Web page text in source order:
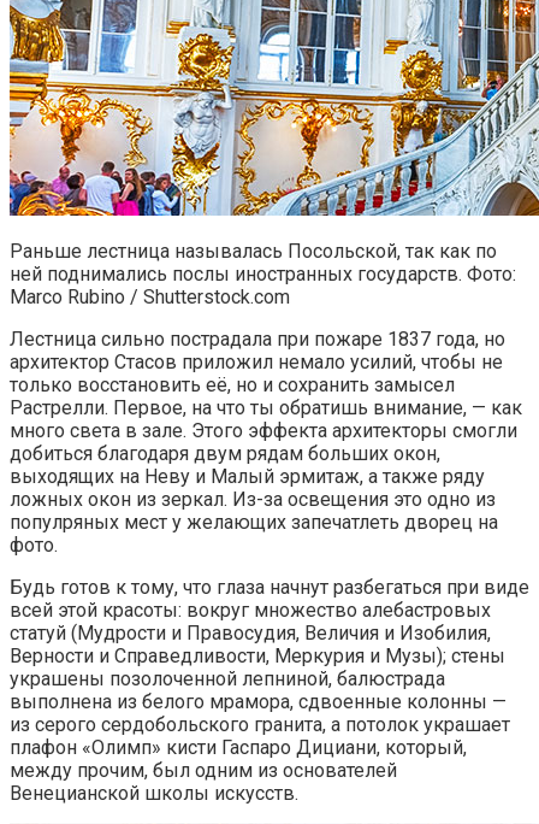
Раньше лестница называлась Посольской, так как по
ней поднимались послы иностранных государств. Фото:
Marco Rubino / Shutterstock.com
Лестница сильно пострадала при пожаре 1837 года, но
архитектор Стасов приложил немало усилий, чтобы не
только восстановить её, но и сохранить замысел
Растрелли. Первое, на что ты обратишь внимание, — как
много света в зале. Этого эффекта архитекторы смогли
добиться благодаря двум рядам больших окон,
выходящих на Неву и Малый эрмитаж, а также ряду
ложных окон из зеркал. Из-за освещения это одно из
популряных мест у желающих запечатлеть дворец на
фото.
Будь готов к тому, что глаза начнут разбегаться при виде
всей этой красоты: вокруг множество алебастровых
статуй (Мудрости и Правосудия, Величия и Изобилия,
Верности и Справедливости, Меркурия и Музы); cтены
украшены позолоченной лепниной, балюстрада
выполнена из белого мрамора, сдвоенные колонны —
из серого сердобольского гранита, а потолок украшает
плафон «Олимп» кисти Гаспаро Дициани, который,
между прочим, был одним из основателей
Венецианской школы искусств.